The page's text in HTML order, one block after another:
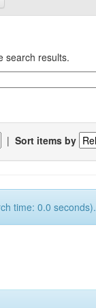
search results.
| Sort items by
time: 0.0 seconds).